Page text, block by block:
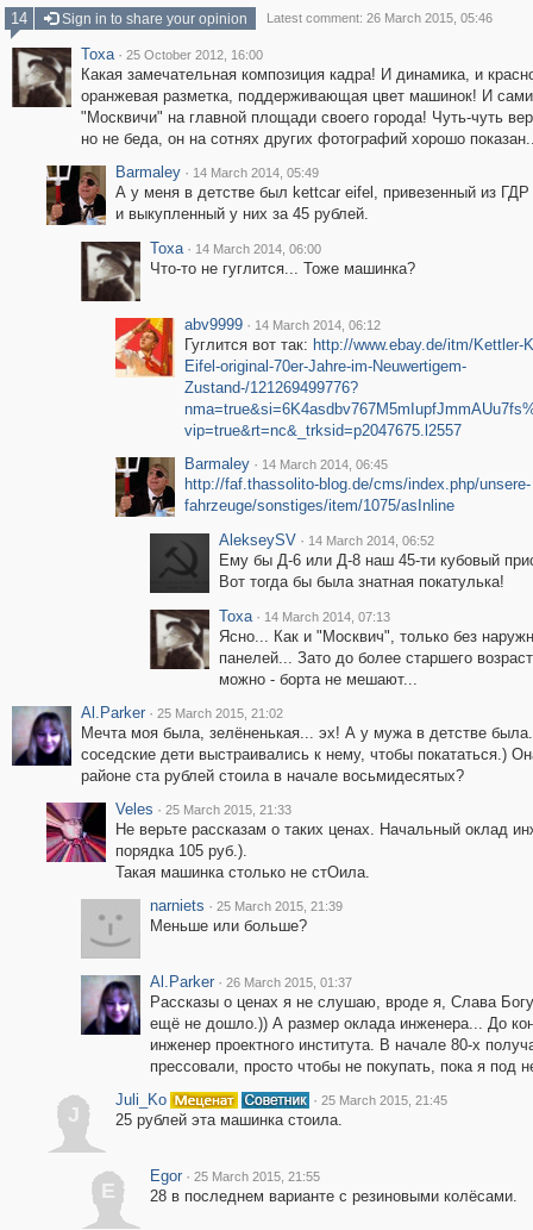
14
Sign in to share your opinion Latest comment: 26 March 2015, 05:46
Toxa · 25 October 2012, 16:00
Какая замечательная композиция кадра! И динамика, и
оранжевая разметка, поддерживающая цвет машинок! И сами
"Москвичи" на главной площади своего города! Чуть-чуть
но не беда, он на сотнях других фотографий хорошо
Barmaley · 14 March 2014, 05:49
А у меня в детстве был kettcar eifel, привезенный из
и выкупленный у них за 45 рублей.
Toxa · 14 March 2014, 06:00
Что-то не гуглится... Тоже машинка?
abv9999 · 14 March 2014, 06:12
Гуглится вот так: http://www.ebay.de/itm/Kettler-
Eifel-original-70er-Jahre-im-Neuwertigem-
Zustand-/121269499776?
vip=true&rt=nc&_trksid=p2047675.l2557
Barmaley · 14 March 2014, 06:45
http://faf.thassolito-blog.de/cms/index.php/unsere-
fahrzeuge/sonstiges/item/1075/asInline
AlekseySV · 14 March 2014, 06:52
Ему бы Д-6 или Д-8 наш 45-ти кубовый
Вот тогда бы была знатная покатулька!
Toxa · 14 March 2014, 07:13
Ясно... Как и "Москвич", только без
панелей... Зато до более старшего
можно - борта не мешают...
Al.Parker · 25 March 2015, 21:02
Мечта моя была, зелёненькая... эх! А у мужа в детстве
соседские дети выстраивались к нему, чтобы покататься.)
районе ста рублей стоила в начале восьмидесятых?
Veles · 25 March 2015, 21:33
Не верьте рассказам о таких ценах. Начальный оклад
порядка 105 руб.).
Такая машинка столько не стОила.
narniets · 25 March 2015, 21:39
Меньше или больше?
Al.Parker · 26 March 2015, 01:37
Рассказы о ценах я не слушаю, вроде я, Слава
ещё не дошло.)) А размер оклада инженера... До
инженер проектного института. В начале 80-х
прессовали, просто чтобы не покупать, пока я под
J
Juli_Ko · 25 March 2015, 21:45
25 рублей эта машинка стоила.
E
Egor · 25 March 2015, 21:55
28 в последнем варианте с резиновыми колёсами.